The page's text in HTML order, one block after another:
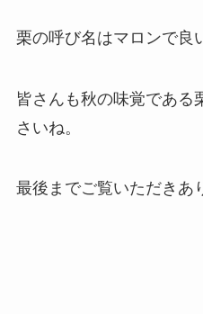
栗の呼び名はマロンで良
皆さんも秋の味覚である
さいね。
最後までご覧いただきあ